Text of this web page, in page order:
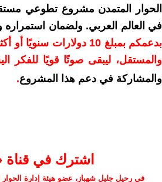
الحوار المتمدن مشروع تطوعي
في العالم العربي. ولضمان
بدعمكم بمبلغ 10
والمستقل، ليبقى صوتًا قويًا للفكر
والمشاركة في دعم هذا المشروع.
اشترك في قناة
في رحيل جليل شهباز، عضو هيئة إدارة الحوار